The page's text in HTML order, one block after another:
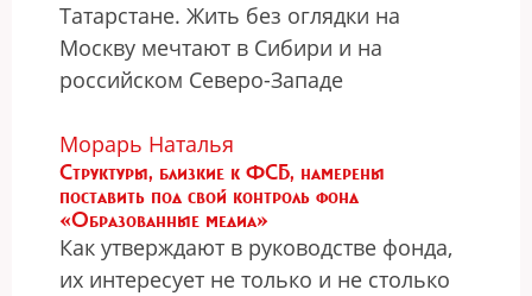
Татарстане. Жить без оглядки на
Москву мечтают в Сибири и на
российском Северо-Западе
Морарь Наталья
Структуры, близкие к ФСБ, намерены
поставить под свой контроль фонд
«Образованные медиа»
Как утверждают в руководстве фонда,
их интересует не только и не столько